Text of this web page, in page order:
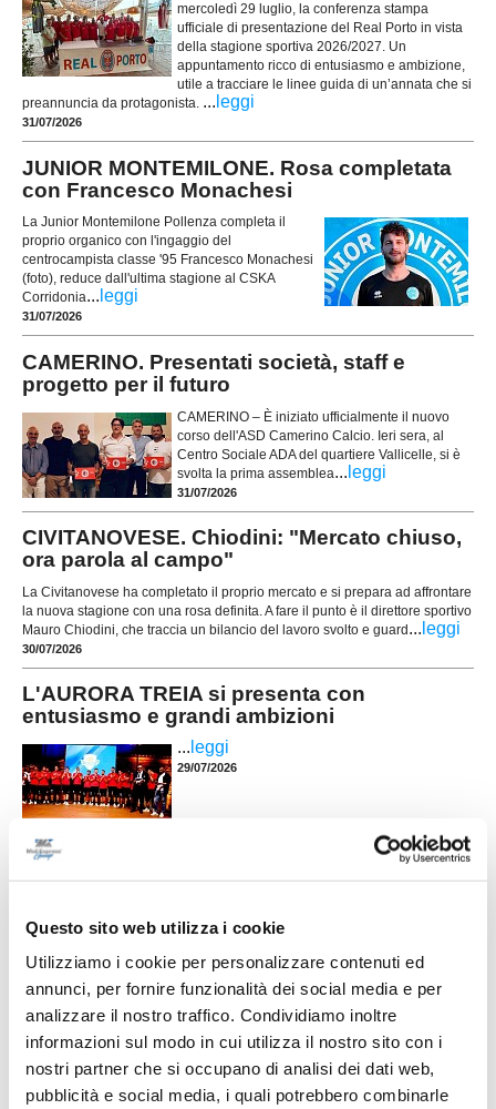
Questo sito web utilizza i cookie
Utilizziamo i cookie per personalizzare contenuti ed
annunci, per fornire funzionalità dei social media e per
analizzare il nostro traffico. Condividiamo inoltre
informazioni sul modo in cui utilizza il nostro sito con i
nostri partner che si occupano di analisi dei dati web,
pubblicità e social media, i quali potrebbero combinarle
mercoledì 29 luglio, la conferenza stampa
ufficiale di presentazione del Real Porto in vista
della stagione sportiva 2026/2027. Un
appuntamento ricco di entusiasmo e ambizione,
utile a tracciare le linee guida di un’annata che si
preannuncia da protagonista. ... leggi
31/07/2026
JUNIOR MONTEMILONE. Rosa completata
con Francesco Monachesi
La Junior Montemilone Pollenza completa il
proprio organico con l'ingaggio del
centrocampista classe '95 Francesco Monachesi
(foto), reduce dall'ultima stagione al CSKA
Corridonia... leggi
31/07/2026
CAMERINO. Presentati società, staff e
progetto per il futuro
CAMERINO – È iniziato ufficialmente il nuovo
corso dell'ASD Camerino Calcio. Ieri sera, al
Centro Sociale ADA del quartiere Vallicelle, si è
svolta la prima assemblea... leggi
31/07/2026
CIVITANOVESE. Chiodini: "Mercato chiuso,
ora parola al campo"
La Civitanovese ha completato il proprio mercato e si prepara ad affrontare
la nuova stagione con una rosa definita. A fare il punto è il direttore sportivo
Mauro Chiodini, che traccia un bilancio del lavoro svolto e guard... leggi
30/07/2026
L'AURORA TREIA si presenta con
entusiasmo e grandi ambizioni
... leggi
29/07/2026
VIGOR MACERATA. Si riparte da tante
riconferme e tre volti nuovi
Vigor Macerata è pronta a voltare pagina e a
prepararsi alla sua prima storica stagione nel
campionato di Prima Categoria. Dopo il grave
lutto che ha colpito la società nelle scorse
settimane, il club guarda avanti con
...leggi
30/07/2026
ELITE TOLENTINO conferma la linea verde: